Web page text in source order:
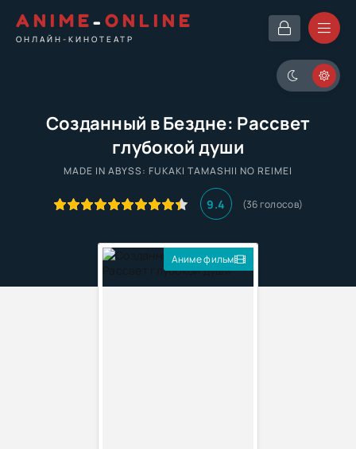
ANIME- ONLINE
ОНЛАЙН-КИНОТЕАТР
Созданный в Бездне: Рассвет
глубокой души
MADE IN ABYSS: FUKAKI TAMASHII NO REIMEI
9.4 (36голосов)
Аниме фильм